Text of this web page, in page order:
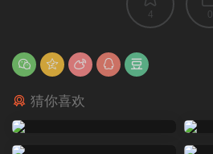
4 0
猜你喜欢